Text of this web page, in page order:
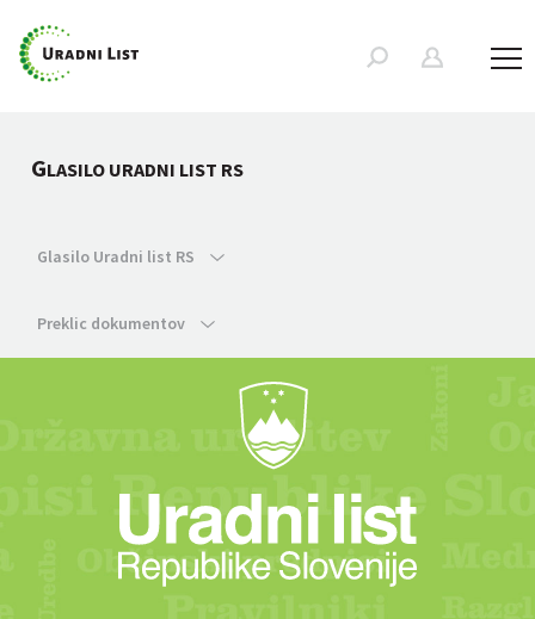
GLASILO URADNI LIST RS
Glasilo Uradni list RS
Preklic dokumentov